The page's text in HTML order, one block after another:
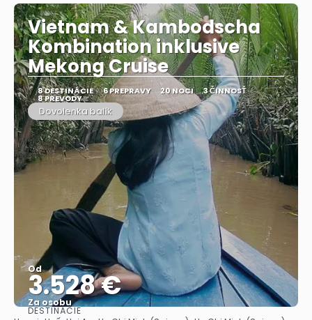
Vietnam & Kambodscha
Kombination inklusive
Mekong Cruise
8 DESTINÁCIE 6 PREPRAVY 20 NOCI 3 ČINNOSŤ
8 PREVODY
Dovolenka balík
Od
3.528 €
Za osobu
DESTINÁCIE